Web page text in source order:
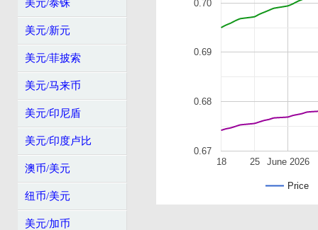
美元/泰铢
美元/新元
美元/菲披索
美元/马来币
美元/印尼盾
美元/印度卢比
澳币/美元
纽币/美元
美元/加币
Price
June 2026
18 25
0.67
0.68
0.69
0.70